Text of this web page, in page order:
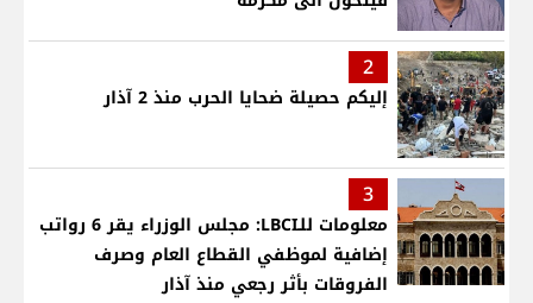
2
إليكم حصيلة ضحايا الحرب منذ 2 آذار
3
معلومات للـLBCI: مجلس الوزراء يقر 6 رواتب
إضافية لموظفي القطاع العام وصرف
الفروقات بأثر رجعي منذ آذار